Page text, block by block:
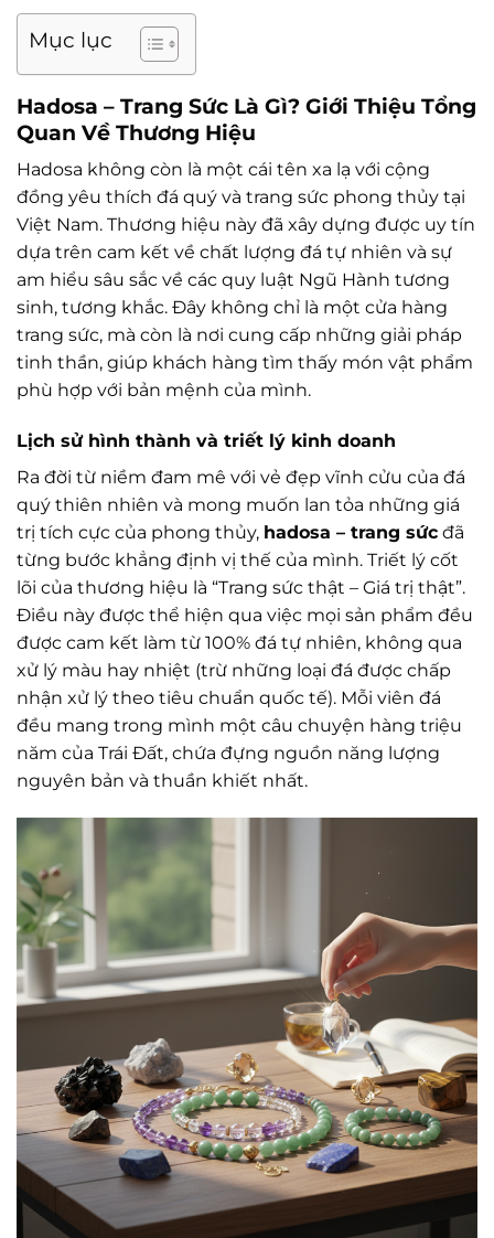
Mục lục
Hadosa – Trang Sức Là Gì? Giới Thiệu Tổng
Quan Về Thương Hiệu
Hadosa không còn là một cái tên xa lạ với cộng
đồng yêu thích đá quý và trang sức phong thủy tại
Việt Nam. Thương hiệu này đã xây dựng được uy tín
dựa trên cam kết về chất lượng đá tự nhiên và sự
am hiểu sâu sắc về các quy luật Ngũ Hành tương
sinh, tương khắc. Đây không chỉ là một cửa hàng
trang sức, mà còn là nơi cung cấp những giải pháp
tinh thần, giúp khách hàng tìm thấy món vật phẩm
phù hợp với bản mệnh của mình.
Lịch sử hình thành và triết lý kinh doanh
Ra đời từ niềm đam mê với vẻ đẹp vĩnh cửu của đá
quý thiên nhiên và mong muốn lan tỏa những giá
trị tích cực của phong thủy, hadosa – trang sức đã
từng bước khẳng định vị thế của mình. Triết lý cốt
lõi của thương hiệu là “Trang sức thật – Giá trị thật”.
Điều này được thể hiện qua việc mọi sản phẩm đều
được cam kết làm từ 100% đá tự nhiên, không qua
xử lý màu hay nhiệt (trừ những loại đá được chấp
nhận xử lý theo tiêu chuẩn quốc tế). Mỗi viên đá
đều mang trong mình một câu chuyện hàng triệu
năm của Trái Đất, chứa đựng nguồn năng lượng
nguyên bản và thuần khiết nhất.